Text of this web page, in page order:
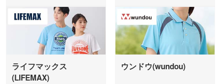
ライフマックス
(LIFEMAX)
ウンドウ(wundou)